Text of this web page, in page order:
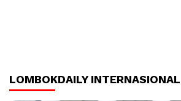
LOMBOKDAILY INTERNASIONAL